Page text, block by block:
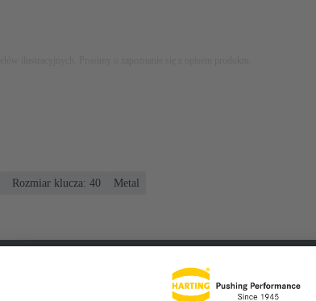
Rozmiar klucza: 40 Metal
Pasujące produkty